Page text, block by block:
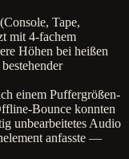
Tape,
mit 4-fachem
Höhen bei heißen
einem Puffergrößen-
Bounce konnten
unbearbeitetes Audio
anfasste —